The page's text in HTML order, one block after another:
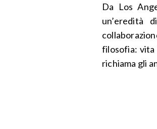
Da Los
un’eredità
filosofia: vita
richiama gli